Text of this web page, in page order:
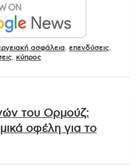
ασφάλεια επενδύσεις
κύπρος
του Ορμούζ:
οφέλη για το